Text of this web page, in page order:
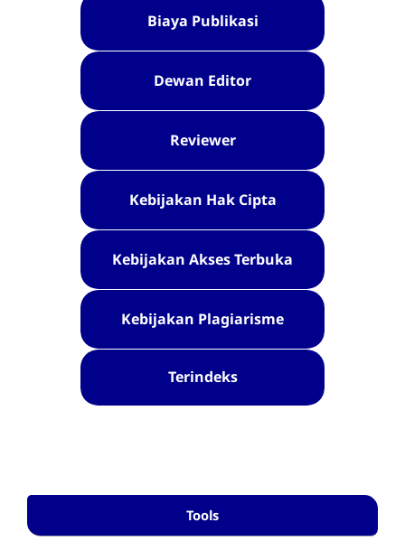
Biaya Publikasi
Dewan Editor
Reviewer
Kebijakan Hak Cipta
Kebijakan Akses Terbuka
Kebijakan Plagiarisme
Terindeks
Tools